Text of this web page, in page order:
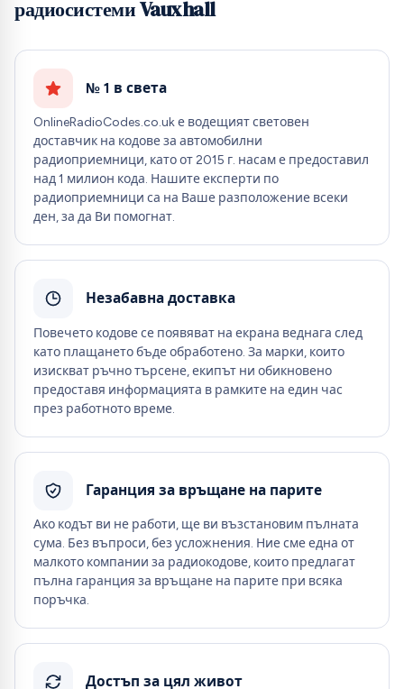
радиосистеми Vauxhall
№ 1 в света
OnlineRadioCodes.co.uk е водещият световен
доставчик на кодове за автомобилни
радиоприемници, като от 2015 г. насам е предоставил
над 1 милион кода. Нашите експерти по
радиоприемници са на Ваше разположение всеки
ден, за да Ви помогнат.
Незабавна доставка
Повечето кодове се появяват на екрана веднага след
като плащането бъде обработено. За марки, които
изискват ръчно търсене, екипът ни обикновено
предоставя информацията в рамките на един час
през работното време.
Гаранция за връщане на парите
Ако кодът ви не работи, ще ви възстановим пълната
сума. Без въпроси, без усложнения. Ние сме една от
малкото компании за радиокодове, които предлагат
пълна гаранция за връщане на парите при всяка
поръчка.
Достъп за цял живот